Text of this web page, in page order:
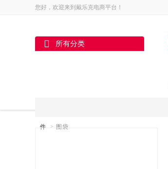
您好，欢迎来到戴乐克电商平台！
所有分类
件 > 图袋